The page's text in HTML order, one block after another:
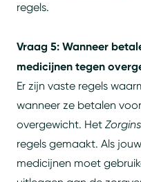
regels.
Vraag 5: Wanneer
medicijnen tegen
Er zijn vaste regels
wanneer ze betalen
overgewicht. Het
regels gemaakt. Als
medicijnen moet